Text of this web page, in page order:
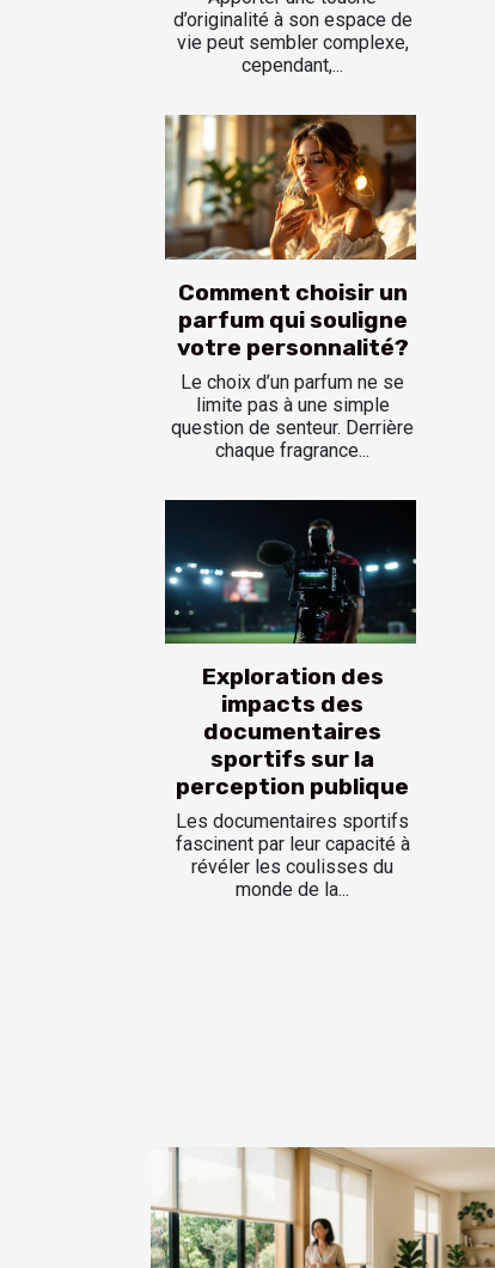
d’originalité à son espace de
vie peut sembler complexe,
cependant,...
Comment choisir un
parfum qui souligne
votre personnalité?
Le choix d’un parfum ne se
limite pas à une simple
question de senteur. Derrière
chaque fragrance...
Exploration des
impacts des
documentaires
sportifs sur la
perception publique
Les documentaires sportifs
fascinent par leur capacité à
révéler les coulisses du
monde de la...